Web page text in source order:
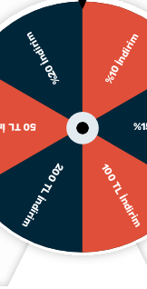
%10 İndirim
100 TL İndirim
200 TL İndirim
İndirim
%20 İndirim